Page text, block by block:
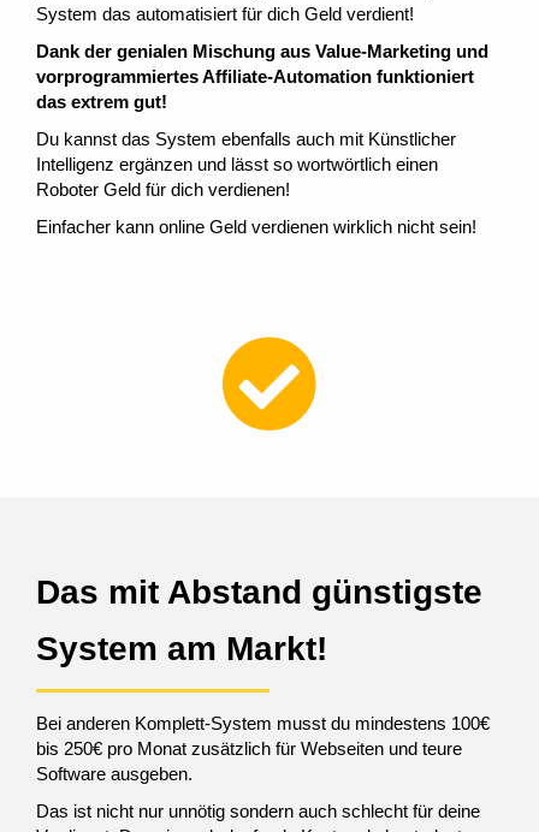
System das automatisiert für dich Geld verdient!
Dank der genialen Mischung aus Value-Marketing und
vorprogrammiertes Affiliate-Automation funktioniert
das extrem gut!
Du kannst das System ebenfalls auch mit Künstlicher
Intelligenz ergänzen und lässt so wortwörtlich einen
Roboter Geld für dich verdienen!
Einfacher kann online Geld verdienen wirklich nicht sein!
Das mit Abstand günstigste
System am Markt!
Bei anderen Komplett-System musst du mindestens 100€
bis 250€ pro Monat zusätzlich für Webseiten und teure
Software ausgeben.
Das ist nicht nur unnötig sondern auch schlecht für deine